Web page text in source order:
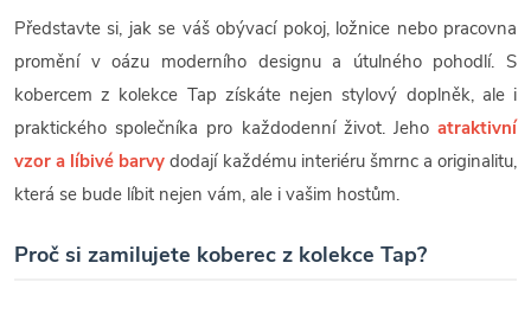
Představte si, jak se váš obývací pokoj, ložnice nebo pracovna
promění v oázu moderního designu a útulného pohodlí. S
kobercem z kolekce Tap získáte nejen stylový doplněk, ale i
praktického společníka pro každodenní život. Jeho atraktivní
vzor a líbivé barvy dodají každému interiéru šmrnc a originalitu,
která se bude líbit nejen vám, ale i vašim hostům.
Proč si zamilujete koberec z kolekce Tap?